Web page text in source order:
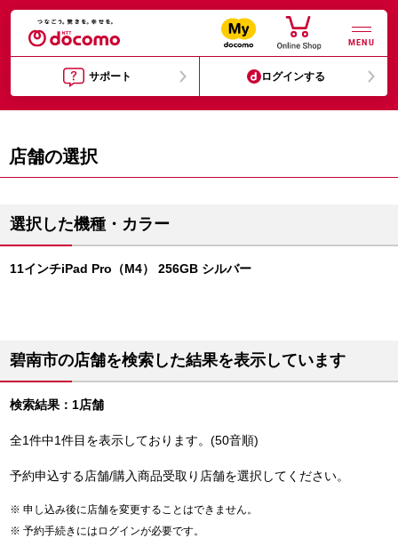
MENU
サポート ログインする
店舗の選択
選択した機種・カラー
11インチiPad Pro（M4） 256GB シルバー
碧南市の店舗を検索した結果を表示しています
検索結果：1店舗
全1件中1件目を表示しております。(50音順)
予約申込する店舗/購入商品受取り店舗を選択してください。
申し込み後に店舗を変更することはできません。
予約手続きにはログインが必要です。